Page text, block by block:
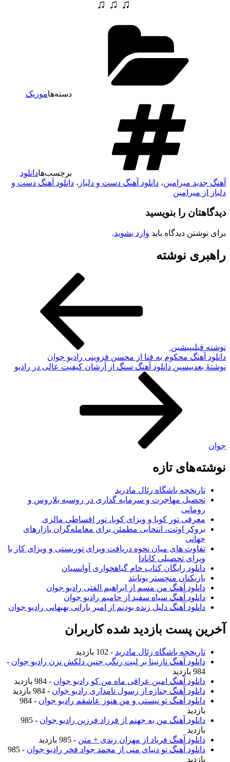
♫ ♫ ♫
دسته‌هاموزیک
برچسب‌هادانلود
آهنگ جدید میرامین، دانلود آهنگ دست و دلباز ، دانلود آهنگ دست و
دلباز از میرامین
دیدگاهتان را بنویسید
برای نوشتن دیدگاه باید وارد بشوید.
راهبری نوشته
نوشته قبلیپیشین
دانلود آهنگ محکوم به فنا از محسن قزوینی رادیو جوان
نوشته‌ٔ بعدیپسین دانلود آهنگ سنگ از آرشان کیفیت عالی در رادیو
جوان
نوشته‌های تازه
تاریخچه باشگاه رئال مادرید
تحصیل مهاجرت و سرمایه گذاری در روسیه بلاروس و
رومانی
معرفی تور کوبا و ویزای کوبا، تور اقساطی مالزی
بروکر اوتت، انتخابی مطمئن برای معامله‌گران بازارهای
جهانی
تفاوت های میان نحوه دریافت ویزای توریستی و ویزای کار با
ویزای تحصیلی کانادا
دانلود رایگان کتاب خام گیاهخواری آوانسیان
بازیکنان منچستر یونایتد
دانلود آهنگ من مسم از ابراهیم الفتی رادیو جوان
دانلود آهنگ سیاه سفید از حامیم رادیو جوان
دانلود آهنگ دلیل زنده بودنم از امیر بارانی بهبهانی رادیو جوان
آخرین پست بازدید شده کاربران
تاریخچه باشگاه رئال مادرید - 102 بازدید
دانلود آهنگ نازنینا بر لبت رنگی چنین دلکش نزن رادیو جوان -
984 بازدید
دانلود آهنگ امین عراقی ماه من کو رادیو جوان - 984 بازدید
دانلود آهنگ جنازه از رسول نامداری رادیو جوان - 984 بازدید
دانلود آهنگ تو نیستی و من هنوز عاشقم رادیو جوان
- 984
بازدید
دانلود آهنگ من به جهنم از فرزاد فرزین رادیو جوان
- 985
بازدید
دانلود آهنگ فریاد از مهران زندی + متن - 985 بازدید
دانلود آهنگ تو دنیای منی از محمد جواد فخر رادیو جوان
- 985
بازدید